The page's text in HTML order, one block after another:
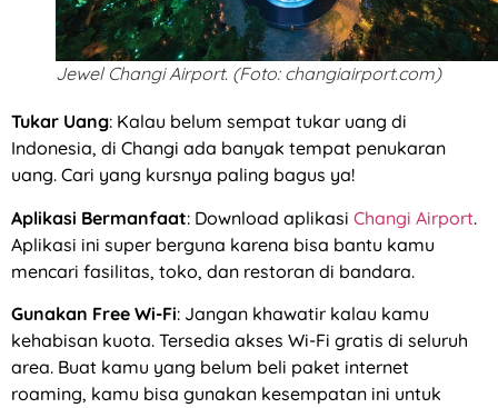
Jewel Changi Airport. (Foto: changiairport.com)
Tukar Uang: Kalau belum sempat tukar uang di
Indonesia, di Changi ada banyak tempat penukaran
uang. Cari yang kursnya paling bagus ya!
Aplikasi Bermanfaat: Download aplikasi Changi Airport.
Aplikasi ini super berguna karena bisa bantu kamu
mencari fasilitas, toko, dan restoran di bandara.
Gunakan Free Wi-Fi: Jangan khawatir kalau kamu
kehabisan kuota. Tersedia akses Wi-Fi gratis di seluruh
area. Buat kamu yang belum beli paket internet
roaming, kamu bisa gunakan kesempatan ini untuk